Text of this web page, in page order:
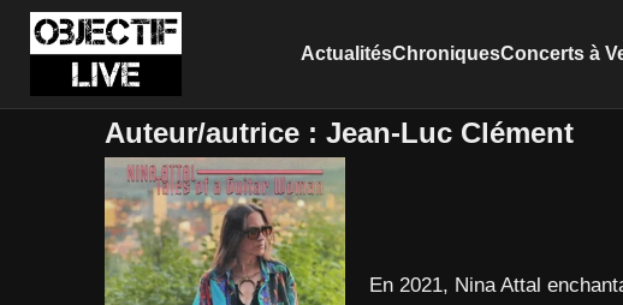
ActualitésChroniquesConcerts à
Auteur/autrice : Jean-Luc Clément
En 2021, Nina Attal